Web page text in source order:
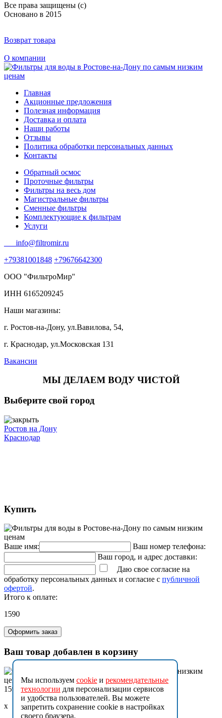
Все права защищены (с)
Основано в 2015
Возврат товара
О компании
Главная
Акционные предложения
Полезная информация
Доставка и оплата
Наши работы
Отзывы
Политика обработки персональных данных
Контакты
Обратный осмос
Проточные фильтры
Фильтры на весь дом
Магистральные фильтры
Сменные фильтры
Комплектующие к фильтрам
Услуги
info@filtromir.ru
+79381001848 +79676642300
ООО "ФильтроМир"
ИНН 6165209245
Наши магазины:
г. Ростов-на-Дону, ул.Вавилова, 54,
г. Краснодар, ул.Московская 131
Вакансии
МЫ ДЕЛАЕМ ВОДУ ЧИСТОЙ
Выберите свой город
Ростов на Дону
Краснодар
Купить
Ваше имя:
Ваш номер телефона:
Ваш город, и адрес доставки:
Даю свое согласие на
обработку персональных данных и согласие с публичной
офертой.
Итого к оплате:
1590
Оформить заказ
Ваш товар добавлен в корзину
1590
x
Мы используем cookie и рекомендательные
технологии для персонализации сервисов
и удобства пользователей. Вы можете
запретить сохранение cookie в настройках
своего браузера.